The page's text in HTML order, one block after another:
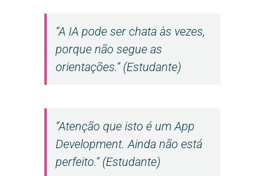
“A IA pode ser chata às vezes,
porque não segue as
orientações.” (Estudante)
“Atenção que isto é um App
Development. Ainda não está
perfeito.” (Estudante)